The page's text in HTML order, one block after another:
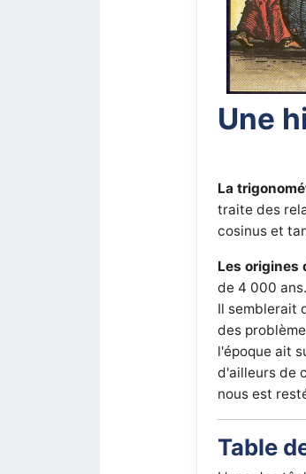
Une
La
traite des
cosinus et
Les origines
de 4 000 ans.
Il semblerait
des
l'époque ait
d'ailleurs de
nous est
Table